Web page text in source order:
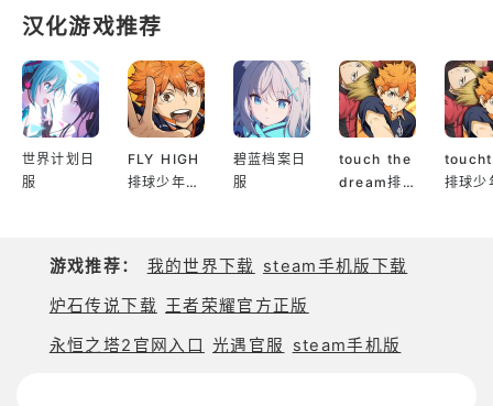
利用探索、进攻、支援三类道具，武装自己，与队友
汉化游戏推荐
世界计划日
服
FLY HIGH
排球少年日
碧蓝档案日
服
touch the
dream排
排球少
游戏推荐： 我的世界下载 steam手机版下载
炉石传说下载 王者荣耀官方正版
永恒之塔2官网入口 光遇官服 steam手机版